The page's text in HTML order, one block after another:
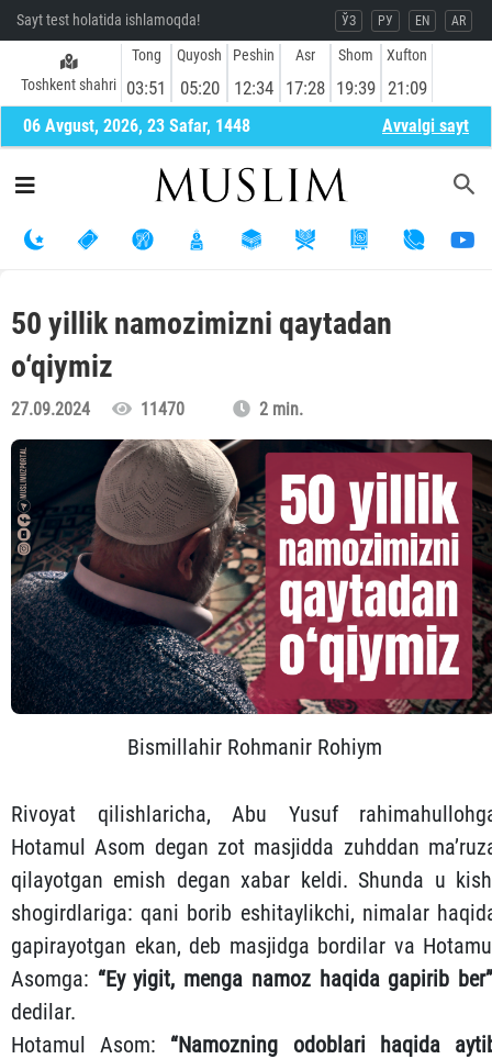
Sayt test holatida ishlamoqda! ЎЗ РУ EN AR
Toshkent shahri
Tong
03:51
Quyosh
05:20
Peshin
12:34
Asr
17:28
Shom
19:39
Xufton
21:09
06 Avgust, 2026, 23 Safar, 1448 Avvalgi sayt
50 yillik namozimizni qaytadan
o‘qiymiz
27.09.2024 11470 2 min.
Bismillahir Rohmanir Rohiym
Rivoyat qilishlaricha, Abu Yusuf
Hotamul Asom degan zot masjidda zuhddan
qilayotgan emish degan xabar keldi. Shunda u
shogirdlariga: qani borib eshitaylikchi, nimalar
gapirayotgan ekan, deb masjidga bordilar va
Asomga: “Ey yigit, menga namoz haqida gapirib
dedilar.
Hotamul Asom: “Namozning odoblari haqida